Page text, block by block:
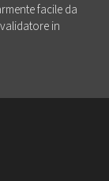
facile da
in